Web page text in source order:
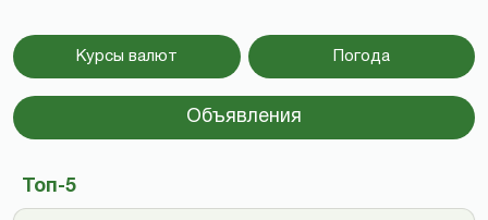
Курсы валют Погода
Объявления
Топ-5